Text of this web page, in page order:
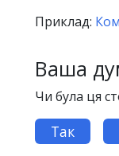
Приклад:
Ваша
Чи була ця
Так